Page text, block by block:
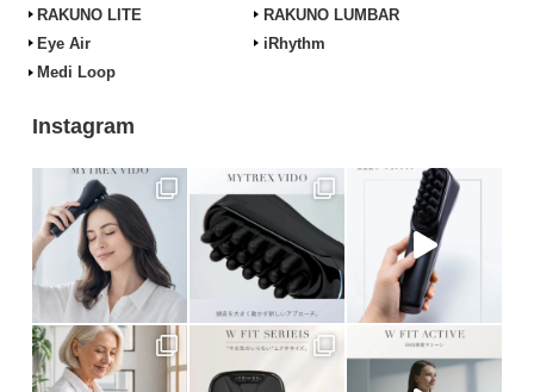
RAKUNO LITE
RAKUNO LUMBAR
Eye Air
iRhythm
Medi Loop
Instagram